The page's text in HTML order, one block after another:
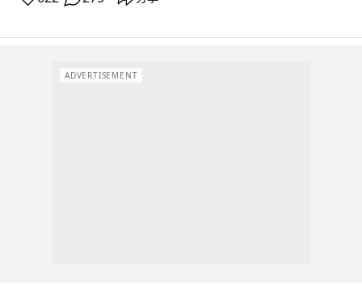
ADVERTISEMENT